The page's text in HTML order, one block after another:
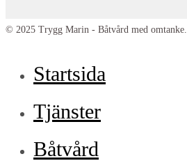
© 2025 Trygg Marin - Båtvård med omtanke.
Startsida
Tjänster
Båtvård